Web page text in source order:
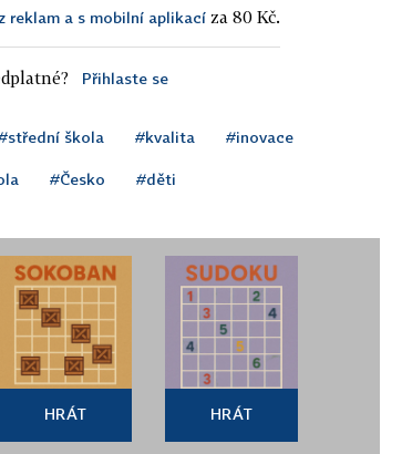
reklam a s mobilní aplikací za 80 Kč.
Přihlaste se
škola #kvalita #inovace
#Česko #děti
HRÁT HRÁT